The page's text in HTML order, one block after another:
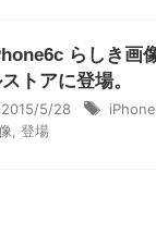
らしき画
トアに登場。
2015/5/28 iPhone
登場